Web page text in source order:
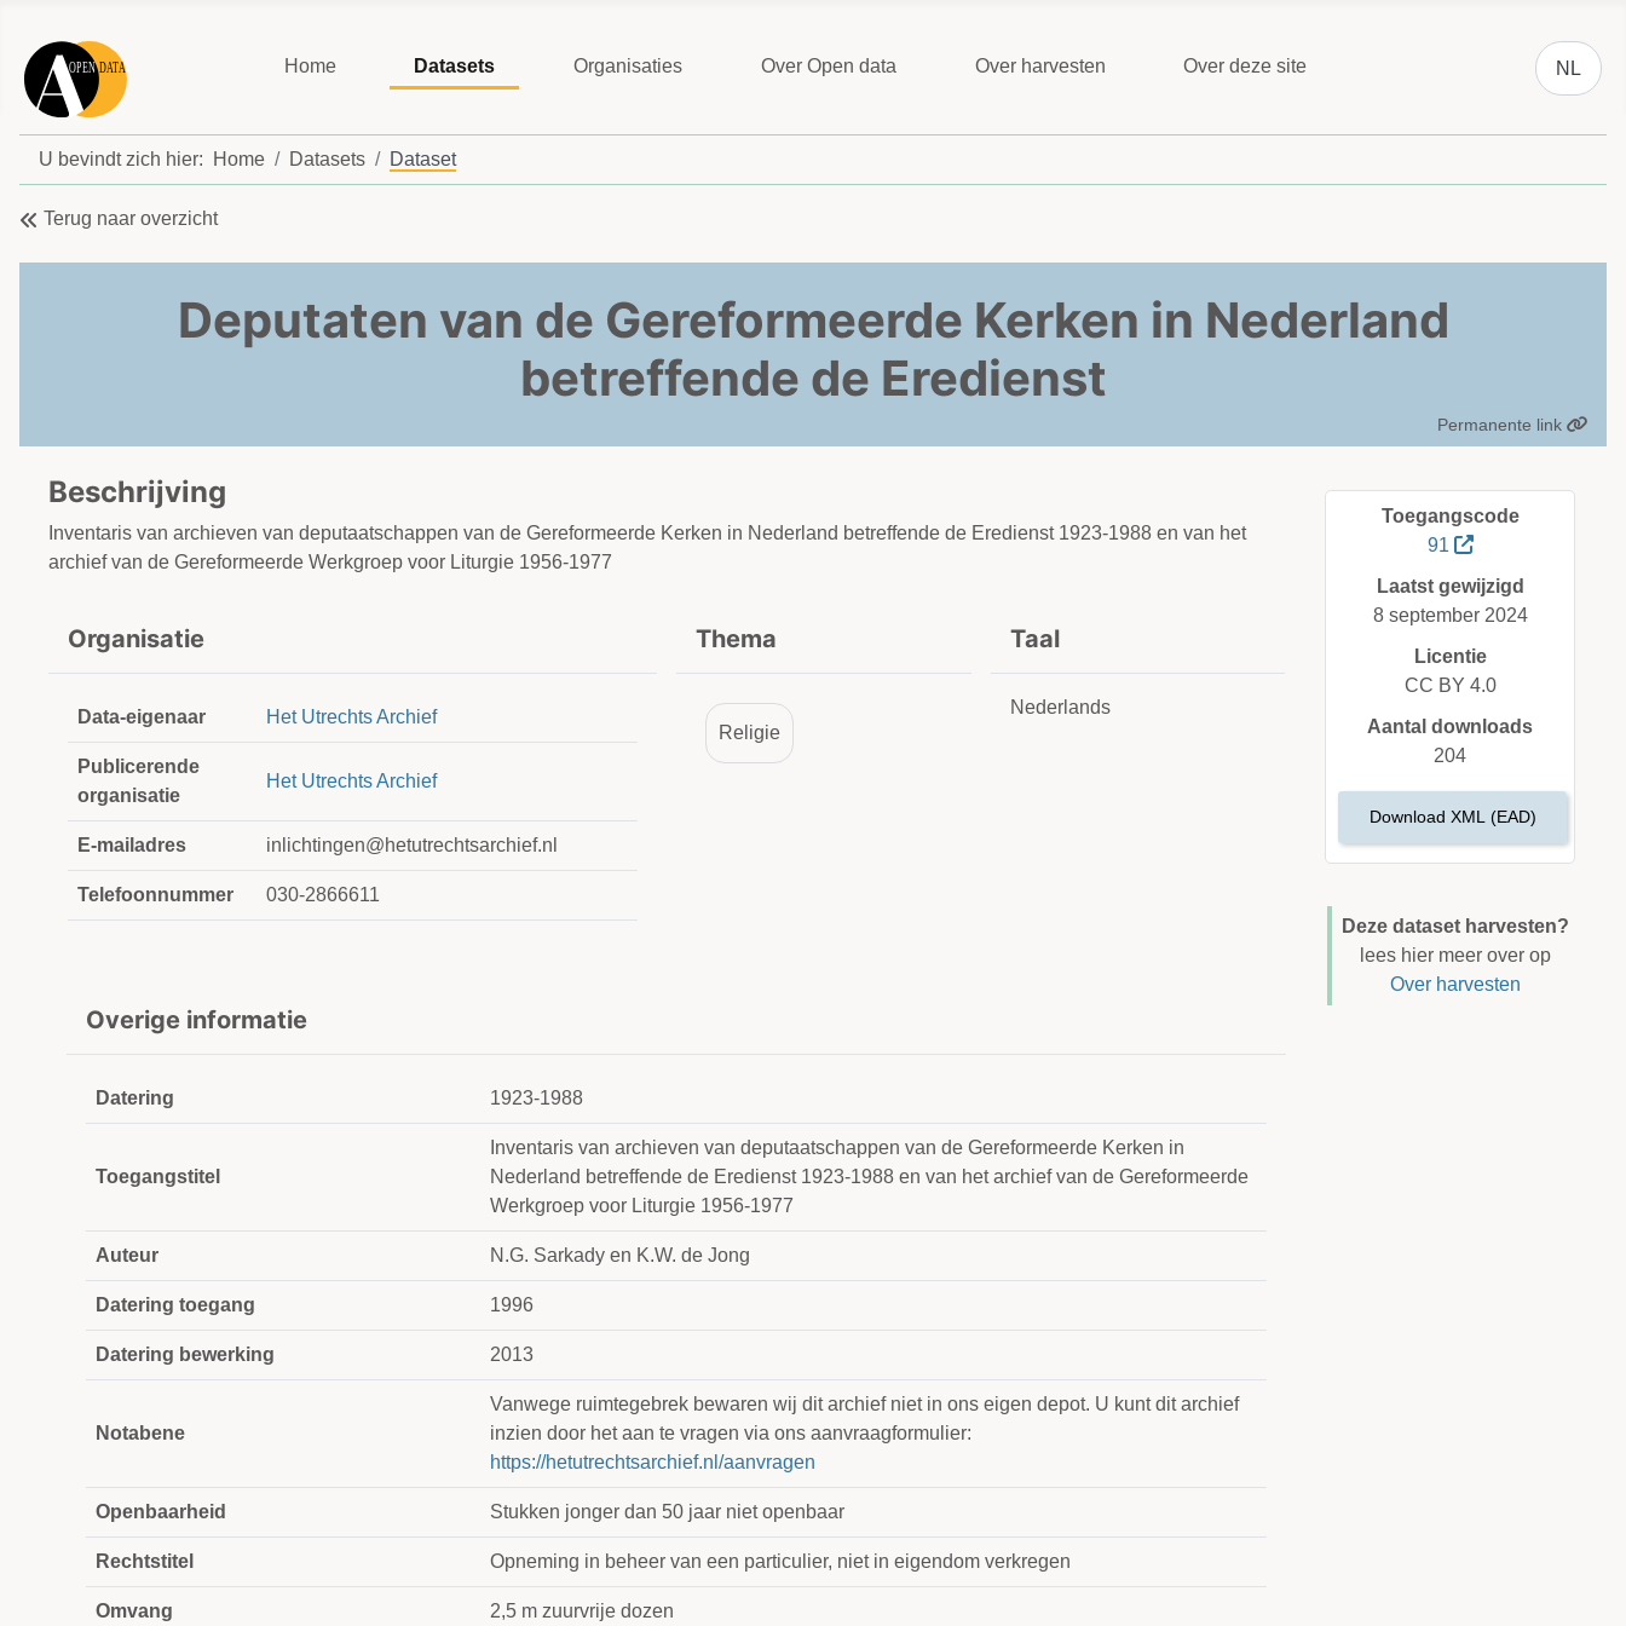
Home Datasets Organisaties Over Open data Over harvesten Over deze site
Selecteer
NL
U bevindt zich hier: Home Datasets Dataset
Terug naar overzicht
Deputaten van de Gereformeerde Kerken in Nederland
betreffende de Eredienst
Permanente link
Beschrijving
Inventaris van archieven van deputaatschappen van de Gereformeerde Kerken in Nederland betreffende de Eredienst 1923-1988 en van het
archief van de Gereformeerde Werkgroep voor Liturgie 1956-1977
Organisatie
Data-eigenaar Het Utrechts Archief
Publicerende
organisatie
Het Utrechts Archief
E-mailadres inlichtingen@hetutrechtsarchief.nl
Telefoonnummer 030-2866611
Thema
Religie
Taal
Nederlands
Overige informatie
Datering 1923-1988
Toegangstitel
Inventaris van archieven van deputaatschappen van de Gereformeerde Kerken in
Nederland betreffende de Eredienst 1923-1988 en van het archief van de Gereformeerde
Werkgroep voor Liturgie 1956-1977
Auteur N.G. Sarkady en K.W. de Jong
Datering toegang 1996
Datering bewerking 2013
Notabene
Vanwege ruimtegebrek bewaren wij dit archief niet in ons eigen depot. U kunt dit archief
inzien door het aan te vragen via ons aanvraagformulier:
https://hetutrechtsarchief.nl/aanvragen
Openbaarheid Stukken jonger dan 50 jaar niet openbaar
Rechtstitel Opneming in beheer van een particulier, niet in eigendom verkregen
Omvang 2,5 m zuurvrije dozen
Toegangscode
91
Laatst gewijzigd
8 september 2024
Licentie
CC BY 4.0
Aantal downloads
204
Download XML (EAD)
Deze dataset harvesten?
lees hier meer over op
Over harvesten